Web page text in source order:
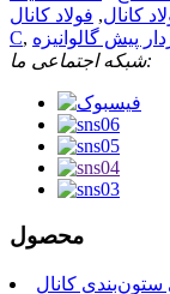
کانال, فولاد کانال
C, پیش گالوانیزه
شبکه اجتماعی ما:
محصول